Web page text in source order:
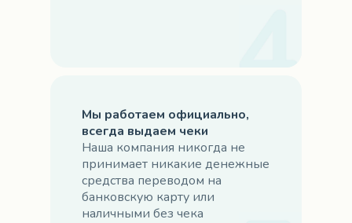
Мы работаем официально,
всегда выдаем чеки
Наша компания никогда не
принимает никакие денежные
средства переводом на
банковскую карту или
наличными без чека